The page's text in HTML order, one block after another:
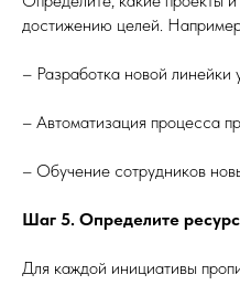
достижению целей.
– Разработка новой линейки
– Автоматизация процесса
– Обучение сотрудников
Шаг 5. Определите
Для каждой инициативы